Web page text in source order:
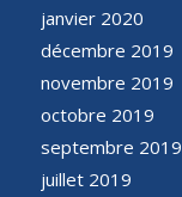
janvier 2020
décembre 2019
novembre 2019
octobre 2019
septembre 2019
juillet 2019